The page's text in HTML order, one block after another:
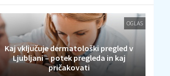
OGLAS
Kaj vključuje dermatološki pregled v
Ljubljani – potek pregleda in kaj
pričakovati